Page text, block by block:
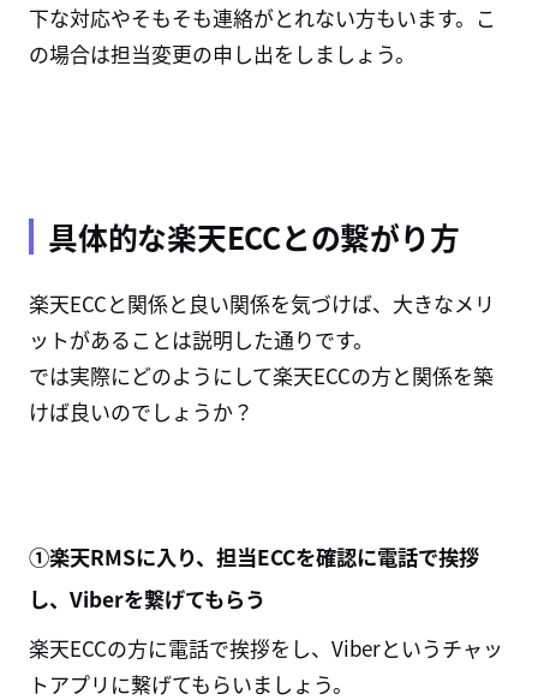
下な対応やそもそも連絡がとれない方もいます。こ
の場合は担当変更の申し出をしましょう。
具体的な楽天ECCとの繋がり方
楽天ECCと関係と良い関係を気づけば、大きなメリ
ットがあることは説明した通りです。
では実際にどのようにして楽天ECCの方と関係を築
けば良いのでしょうか？
①楽天RMSに入り、担当ECCを確認に電話で挨拶
し、Viberを繋げてもらう
楽天ECCの方に電話で挨拶をし、Viberというチャッ
トアプリに繋げてもらいましょう。